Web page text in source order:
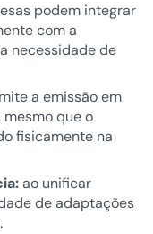
podem integrar
com a
necessidade de
a emissão em
que o
fisicamente na
ao unificar
de adaptações